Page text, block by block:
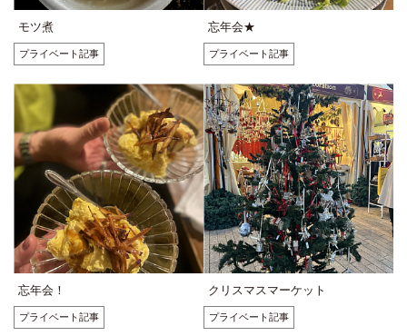
モツ煮
プライベート記事
忘年会★
プライベート記事
忘年会！
プライベート記事
クリスマスマーケット
プライベート記事